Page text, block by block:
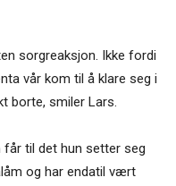
sorgreaksjon. Ikke fordi
vår kom til å klare seg i
borte, smiler Lars.
til det hun setter seg
og har endatil vært